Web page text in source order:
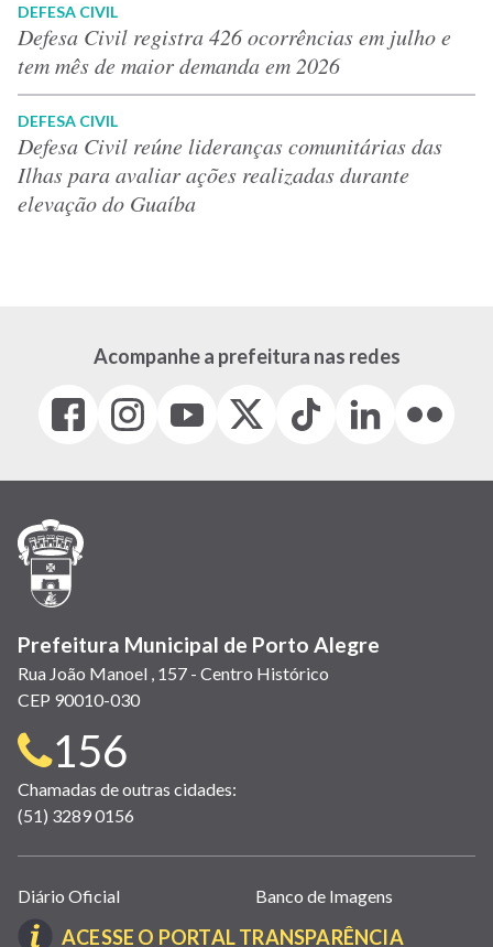
DEFESA CIVIL
Defesa Civil registra 426 ocorrências em julho e
tem mês de maior demanda em 2026
DEFESA CIVIL
Defesa Civil reúne lideranças comunitárias das
Ilhas para avaliar ações realizadas durante
elevação do Guaíba
Acompanhe a prefeitura nas redes
Facebook
(link
em
janela)
Instagram
(link
em
(link
em
(Antigo
(link
Tiktok
(link
em
LinkedIn
(link
em
(link
em
Prefeitura Municipal de Porto Alegre
Rua João Manoel , 157 - Centro Histórico
CEP 90010-030
Telefone
para
contato:
156
Chamadas de outras cidades:
(51) 3289 0156
Links
úteis
Diário Oficial Banco de Imagens
ACESSE O PORTAL TRANSPARÊNCIA(LINK